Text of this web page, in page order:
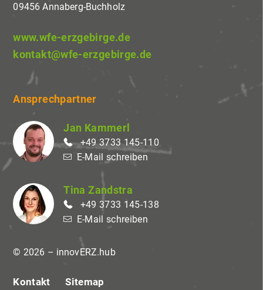
09456 Annaberg-Buchholz
www.wfe-erzgebirge.de
kontakt@wfe-erzgebirge.de
Ansprechpartner
Jan Kammerl
+49 3733 145-110
E-Mail schreiben
Tina Zandstra
+49 3733 145-138
E-Mail schreiben
© 2026 – innovERZ.hub
Kontakt Sitemap